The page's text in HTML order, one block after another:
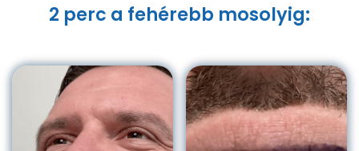
2 perc a fehérebb mosolyig: